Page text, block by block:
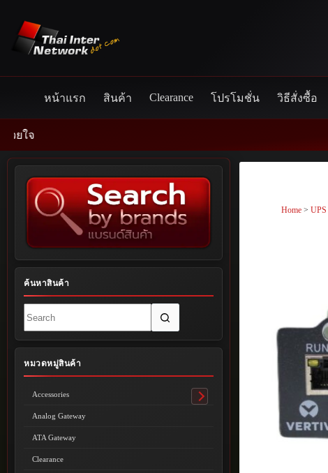
content
หน้าแรก สินค้า Clearance โปรโมชั่น วิธีสั่งซื้อ
Home >UPS
ค้นหาสินค้า
results
หมวดหมู่สินค้า
Accessories
Toggle
Analog Gateway
ATA Gateway
Clearance